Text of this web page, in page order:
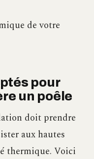
de votre
pour
un poêle
doit prendre
aux hautes
thermique. Voici